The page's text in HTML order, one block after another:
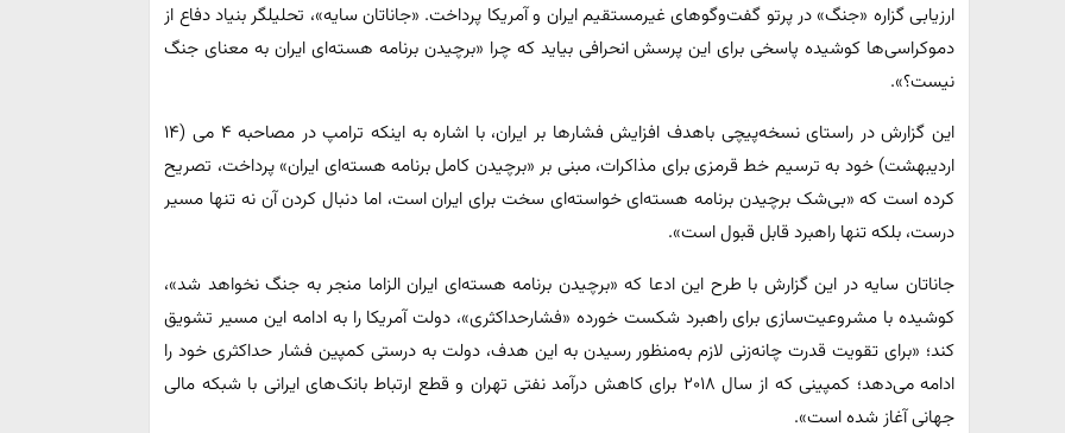
ارزیابی گزاره «جنگ» در پرتو گفت‌وگوهای غیرمستقیم ایران و آمریکا پرداخت. «جاناتان سایه»، تحلیلگر بنیاد دفاع از
دموکراسی‌ها کوشیده پاسخی برای این پرسش انحرافی بیاید که چرا «برچیدن برنامه هسته‌ای ایران به معنای جنگ
نیست؟».
این گزارش در راستای نسخه‌پیچی باهدف افزایش فشارها بر ایران، با اشاره به اینکه ترامپ در مصاحبه ۴ می (۱۴
اردیبهشت) خود به ترسیم خط قرمزی برای مذاکرات، مبنی بر «برچیدن کامل برنامه هسته‌ای ایران» پرداخت، تصریح
کرده است که «بی‌شک برچیدن برنامه هسته‌ای خواسته‌ای سخت برای ایران است، اما دنبال کردن آن نه تنها مسیر
درست، بلکه تنها راهبرد قابل قبول است».
جاناتان سایه در این گزارش با طرح این ادعا که «برچیدن برنامه هسته‌ای ایران الزاما منجر به جنگ نخواهد شد»،
کوشیده با مشروعیت‌سازی برای راهبرد شکست خورده «فشارحداکثری»، دولت آمریکا را به ادامه این مسیر تشویق
کند؛ «برای تقویت قدرت چانه‌زنی لازم به‌منظور رسیدن به این هدف، دولت به درستی کمپین فشار حداکثری خود را
ادامه می‌دهد؛ کمپینی که از سال ۲۰۱۸ برای کاهش درآمد نفتی تهران و قطع ارتباط بانک‌های ایرانی با شبکه مالی
جهانی آغاز شده است».